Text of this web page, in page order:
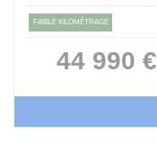
FAIBLE KILOMÉTRAGE
44 990 €